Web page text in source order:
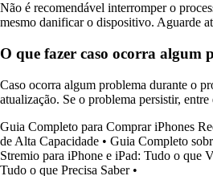
Não é recomendável interromper o
mesmo danificar o dispositivo. Aguarde
O que fazer caso ocorra algum
Caso ocorra algum problema durante o
atualização. Se o problema persistir,
Guia Completo para Comprar iPhones
de Alta Capacidade • Guia Completo
Stremio para iPhone e iPad: Tudo o que
Tudo o que Precisa Saber •